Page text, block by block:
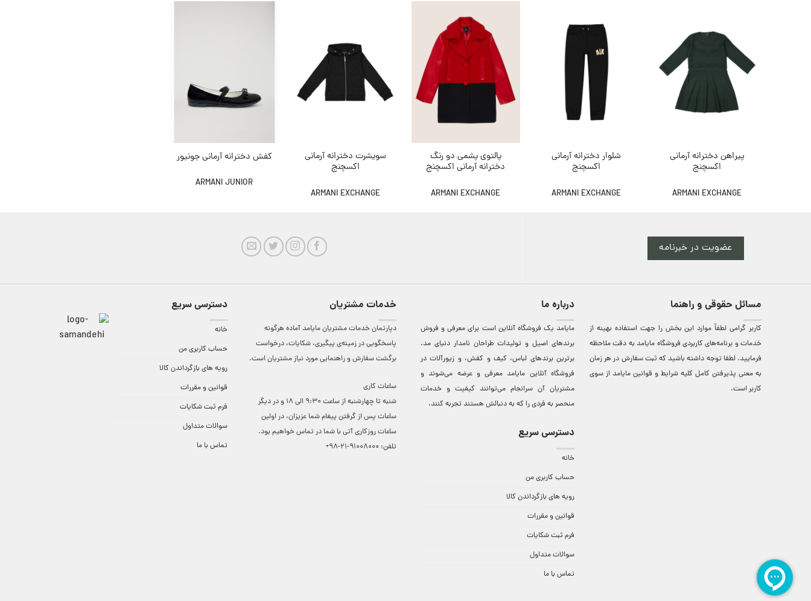
شلوار دخترانه آرمانی
اکسچنج
ARMANI EXCHANGE
پالتوی پشمی دو رنگ
دخترانه آرمانی اکسچنج
ARMANI EXCHANGE
سویشرت دخترانه آرمانی
اکسچنج
ARMANI EXCHANGE
کفش دخترانه آرمانی جونیور
ARMANI JUNIOR
پیراهن دخترانه آرمانی
اکسچنج
ARMANI EXCHANGE
عضویت در خبرنامه
مسائل حقوقی و راهنما
کاربر گرامی لطفاً موارد این بخش را جهت استفاده بهینه از
خدمات و برنامه‌‏های کاربردی فروشگاه مایامد به دقت ملاحظه
فرمایید. لطفا توجه داشته باشید که ثبت سفارش در هر زمان
به معنی پذیرفتن کامل کلیه شرایط و قوانین مایامد از سوی
کاربر است.
درباره ما
مایامد يک فروشگاه آنلاين است برای معرفی و فروش
برندهای اصيل و توليدات طراحان نامدار دنيای مد.
برترين‌ برندهای لباس، کيف و کفش، و زيورآلات در
فروشگاه آنلاين مایامد معرفی و عرضه می‌شوند و
مشتريان آن سرانجام می‌توانند کيفيت و خدمات
منحصر به فردی را که به دنبالش هستند تجربه کنند.
دسترسی سریع
خانه
حساب کاربری من
رویه های بازگرداندن کالا
قوانین و مقررات
فرم ثبت شکایات
سوالات متداول
تماس با ما
خدمات مشتریان
دپارتمان خدمات مشتریان مایامد آماده هرگونه
پاسخگویی در زمینه‌ی پیگیری، شکایات، درخواست
برگشت سفارش و راهنمایی مورد نیاز مشتریان است.
ساعات کاری
شنبه تا چهارشنبه از ساعت 9:30 الی 18 و در دیگر
ساعات ‌پس از گرفتن پیغام شما عزیزان، در اولین
ساعات روزکاری آتی با شما در تماس خواهیم بود.
تلفن: 91008000-21-98+
دسترسی سریع
خانه
حساب کاربری من
رویه های بازگرداندن کالا
قوانین و مقررات
فرم ثبت شکایات
سوالات متداول
تماس با ما